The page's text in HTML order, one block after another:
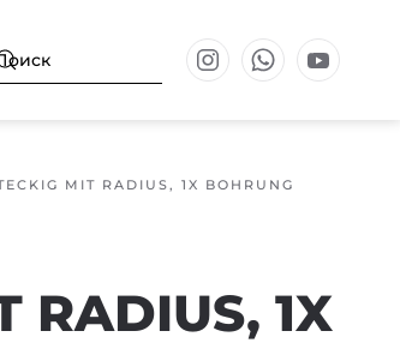
MIT RADIUS, 1X BOHRUNG
RADIUS, 1X